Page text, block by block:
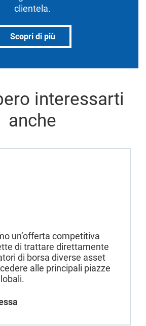
clientela.
Scopri di più
interessarti
anche
un’offerta competitiva
di trattare direttamente
di borsa diverse asset
alle principali piazze